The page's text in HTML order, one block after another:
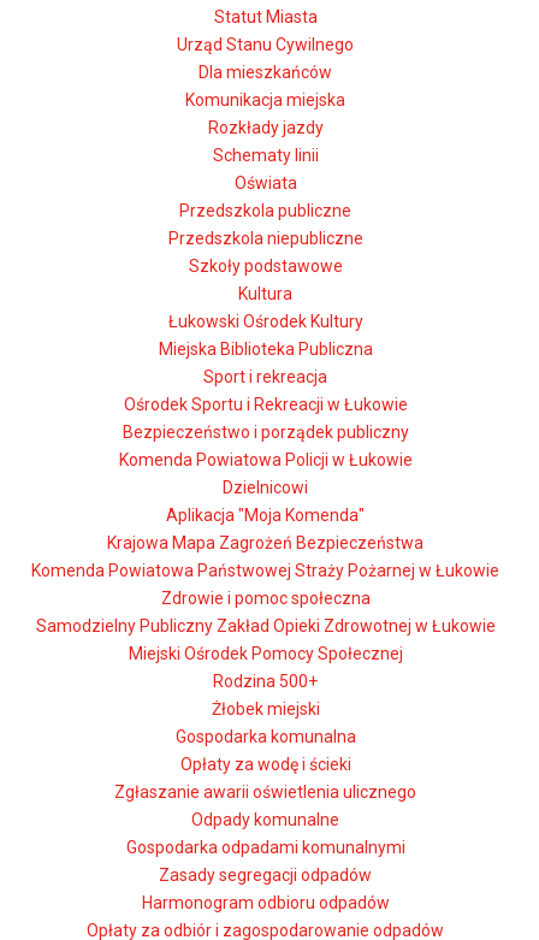
Statut Miasta
Urząd Stanu Cywilnego
Dla mieszkańców
Komunikacja miejska
Rozkłady jazdy
Schematy linii
Oświata
Przedszkola publiczne
Przedszkola niepubliczne
Szkoły podstawowe
Kultura
Łukowski Ośrodek Kultury
Miejska Biblioteka Publiczna
Sport i rekreacja
Ośrodek Sportu i Rekreacji w Łukowie
Bezpieczeństwo i porządek publiczny
Komenda Powiatowa Policji w Łukowie
Dzielnicowi
Aplikacja "Moja Komenda"
Krajowa Mapa Zagrożeń Bezpieczeństwa
Komenda Powiatowa Państwowej Straży Pożarnej w Łukowie
Zdrowie i pomoc społeczna
Samodzielny Publiczny Zakład Opieki Zdrowotnej w Łukowie
Miejski Ośrodek Pomocy Społecznej
Rodzina 500+
Żłobek miejski
Gospodarka komunalna
Opłaty za wodę i ścieki
Zgłaszanie awarii oświetlenia ulicznego
Odpady komunalne
Gospodarka odpadami komunalnymi
Zasady segregacji odpadów
Harmonogram odbioru odpadów
Opłaty za odbiór i zagospodarowanie odpadów